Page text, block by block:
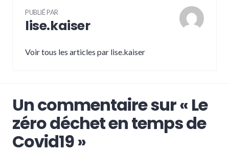
PUBLIÉ PAR
lise.kaiser
Voir tous les articles par lise.kaiser
Un commentaire sur «Le
zéro déchet en temps de
Covid19»